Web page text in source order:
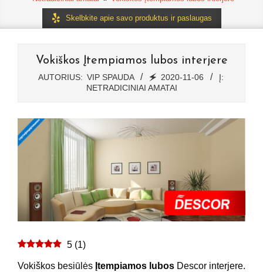
Skelbkite apie savo produktus ir paslaugas
Vokiškos Įtempiamos lubos interjere
AUTORIUS: VIP SPAUDA 🗲 2020-11-06
Į:
NETRADICINIAI AMATAI
5 (1)
Vokiškos besiūlės Įtempiamos lubos Descor interjere.